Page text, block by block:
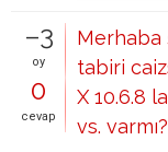
–3
oy
0
cevap
Merhaba
tabiri
X 10.6.8
vs. varmı?